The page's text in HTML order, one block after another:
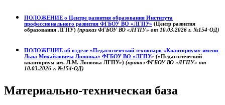
ПОЛОЖЕНИЕ о Центре развития образования Института
профессионального развития ФГБОУ ВО «ЛГПУ» (Центр развития
образования ЛГПУ) (приказ ФГБОУ ВО «ЛГПУ» от 10.03.2026 г. №154-ОД)
ПОЛОЖЕНИЕ об отделе «Педагогический технопарк «Кванториум» имени
Льва Михайловича Лоповка» ФГБОУ ВО «ЛГПУ» («Педагогический
кванториум им. Л.М. Лоповка ЛГПУ») (приказ ФГБОУ ВО «ЛГПУ» от
10.03.2026 г. №154-ОД)
Материально-техническая база